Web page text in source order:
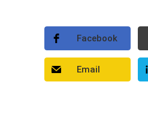
Facebook
Email